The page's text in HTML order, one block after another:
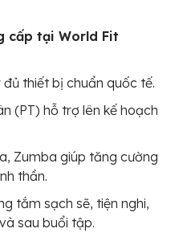
cấp tại World Fit
thiết bị chuẩn quốc tế.
(PT) hỗ trợ lên kế hoạch
Zumba giúp tăng cường
thần.
tắm sạch sẽ, tiện nghi,
sau buổi tập.